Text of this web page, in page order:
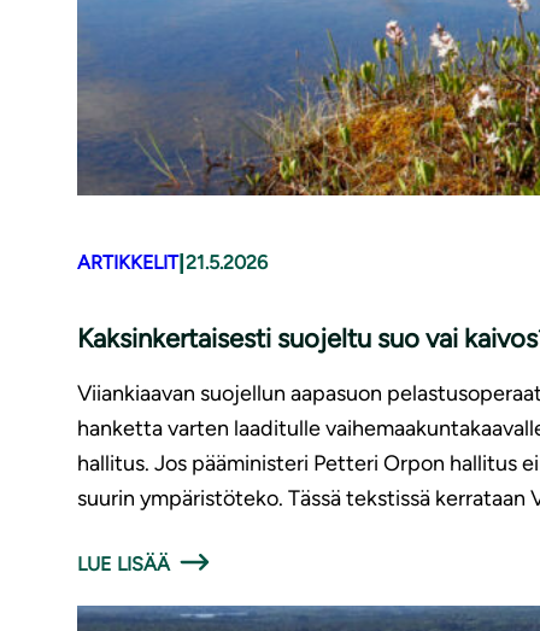
ARTIKKELIT|21.5.2026
Kaksinkertaisesti suojeltu suo vai
Viiankiaavan suojellun aapasuon
hanketta varten laaditulle
hallitus. Jos pääministeri Petteri Orpon hallitus
suurin ympäristöteko. Tässä tekstissä
LUE LISÄÄ